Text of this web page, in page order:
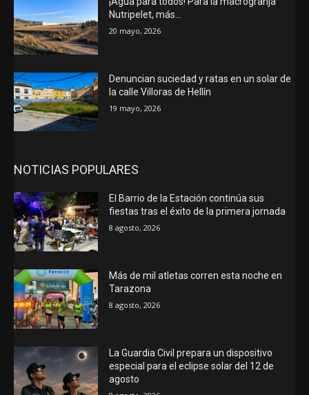
Nutripelet, más…
20 mayo, 2026
Denuncian suciedad y ratas en un solar de
la calle Villoras de Hellín
19 mayo, 2026
NOTICIAS POPULARES
El Barrio de la Estación continúa sus
fiestas tras el éxito de la primera jornada
8 agosto, 2026
Más de mil atletas corren esta noche en
Tarazona
8 agosto, 2026
La Guardia Civil prepara un dispositivo
especial para el eclipse solar del 12 de
agosto